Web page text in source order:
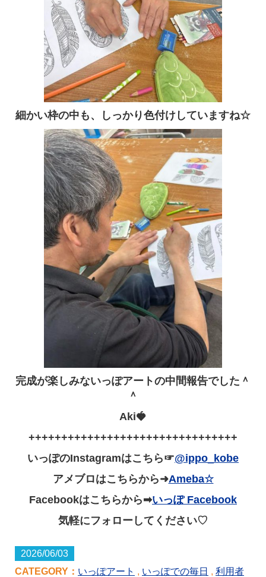
細かい枠の中も、しっかり色付けしていますね☆
完成が楽しみないっぽアートの中間報告でした＾
＾
Aki🍓
++++++++++++++++++++++++++++++++
いっぽのInstagramはこちら☞@ippo_kobe
アメブロはこちらから➜Ameba☆
Facebookはこちらから➡いっぽ Facebook
気軽にフォローしてください♡
2026/06/03
CATEGORY： いっぽアート , いっぽでの毎日 , 利用者